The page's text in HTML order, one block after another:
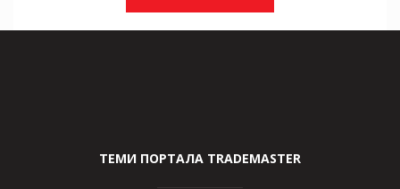
ТЕМИ ПОРТАЛА TRADEMASTER